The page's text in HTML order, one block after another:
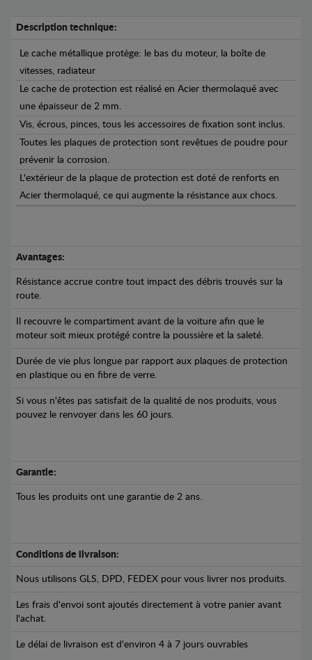
Description technique:
Le cache métallique protège: le bas du moteur, la boîte de
vitesses, radiateur
Le cache de protection est réalisé en Acier thermolaqué avec
une épaisseur de 2 mm.
Vis, écrous, pinces, tous les accessoires de fixation sont inclus.
Toutes les plaques de protection sont revêtues de poudre pour
prévenir la corrosion.
L'extérieur de la plaque de protection est doté de renforts en
Acier thermolaqué, ce qui augmente la résistance aux chocs.
Avantages:
Résistance accrue contre tout impact des débris trouvés sur la
route.
Il recouvre le compartiment avant de la voiture afin que le
moteur soit mieux protégé contre la poussière et la saleté.
Durée de vie plus longue par rapport aux plaques de protection
en plastique ou en fibre de verre.
Si vous n'êtes pas satisfait de la qualité de nos produits, vous
pouvez le renvoyer dans les 60 jours.
Garantie:
Tous les produits ont une garantie de 2 ans.
Conditions de livraison:
Nous utilisons GLS, DPD, FEDEX pour vous livrer nos produits.
Les frais d'envoi sont ajoutés directement à votre panier avant
l'achat.
Le délai de livraison est d'environ 4 à 7 jours ouvrables